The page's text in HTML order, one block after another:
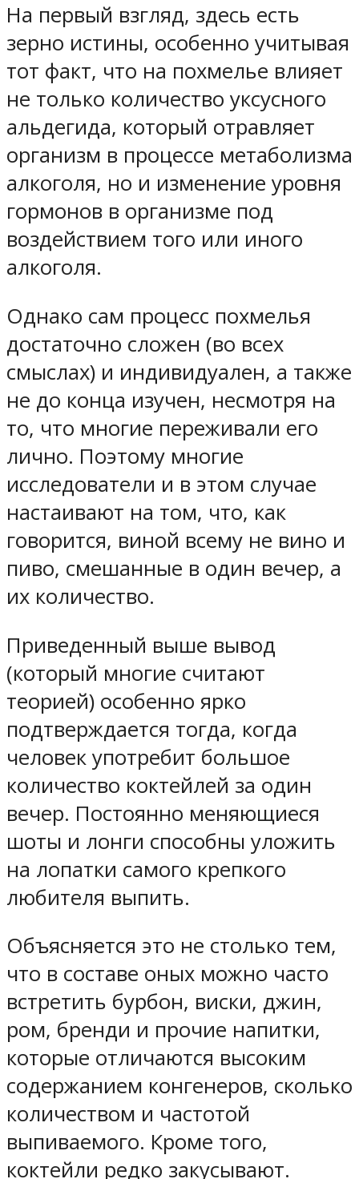
На первый взгляд, здесь есть
зерно истины, особенно учитывая
тот факт, что на похмелье влияет
не только количество уксусного
альдегида, который отравляет
организм в процессе метаболизма
алкоголя, но и изменение уровня
гормонов в организме под
воздействием того или иного
алкоголя.
Однако сам процесс похмелья
достаточно сложен (во всех
смыслах) и индивидуален, а также
не до конца изучен, несмотря на
то, что многие переживали его
лично. Поэтому многие
исследователи и в этом случае
настаивают на том, что, как
говорится, виной всему не вино и
пиво, смешанные в один вечер, а
их количество.
Приведенный выше вывод
(который многие считают
теорией) особенно ярко
подтверждается тогда, когда
человек употребит большое
количество коктейлей за один
вечер. Постоянно меняющиеся
шоты и лонги способны уложить
на лопатки самого крепкого
любителя выпить.
Объясняется это не столько тем,
что в составе оных можно часто
встретить бурбон, виски, джин,
ром, бренди и прочие напитки,
которые отличаются высоким
содержанием конгенеров, сколько
количеством и частотой
выпиваемого. Кроме того,
коктейли редко закусывают.